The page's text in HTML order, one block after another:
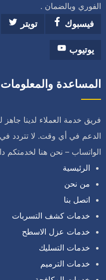
الفوري وبالضمان .
فيسبوك
تويتر
يوتيوب
المساعدة والمعلومات
فريق خدمة العملاء لدينا
الدعم في أي وقت. لا تتردد في
الواتساب – نحن هنا لخدمتكم
الرئيسية
من نحن
اتصل بنا
خدمات كشف التسربات
خدمات عزل الاسطح
خدمات التسليك
خدمات الترميم